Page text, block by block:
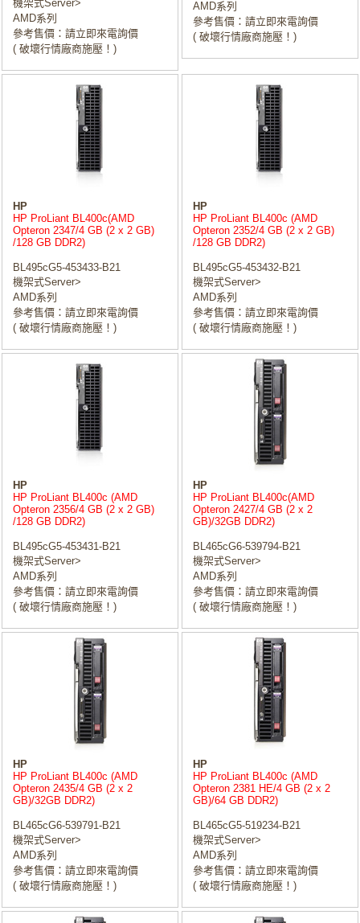
機架式Server>
AMD系列
參考售價：請立即來電詢價
( 破壞行情廠商施壓！)
AMD系列
參考售價：請立即來電詢價
( 破壞行情廠商施壓！)
HP
HP ProLiant BL400c(AMD
Opteron 2347/4 GB (2 x 2 GB)
/128 GB DDR2)
BL495cG5-453433-B21
機架式Server>
AMD系列
參考售價：請立即來電詢價
( 破壞行情廠商施壓！)
HP
HP ProLiant BL400c (AMD
Opteron 2352/4 GB (2 x 2 GB)
/128 GB DDR2)
BL495cG5-453432-B21
機架式Server>
AMD系列
參考售價：請立即來電詢價
( 破壞行情廠商施壓！)
HP
HP ProLiant BL400c (AMD
Opteron 2356/4 GB (2 x 2 GB)
/128 GB DDR2)
BL495cG5-453431-B21
機架式Server>
AMD系列
參考售價：請立即來電詢價
( 破壞行情廠商施壓！)
HP
HP ProLiant BL400c(AMD
Opteron 2427/4 GB (2 x 2
GB)/32GB DDR2)
BL465cG6-539794-B21
機架式Server>
AMD系列
參考售價：請立即來電詢價
( 破壞行情廠商施壓！)
HP
HP ProLiant BL400c (AMD
Opteron 2435/4 GB (2 x 2
GB)/32GB DDR2)
BL465cG6-539791-B21
機架式Server>
AMD系列
參考售價：請立即來電詢價
( 破壞行情廠商施壓！)
HP
HP ProLiant BL400c (AMD
Opteron 2381 HE/4 GB (2 x 2
GB)/64 GB DDR2)
BL465cG5-519234-B21
機架式Server>
AMD系列
參考售價：請立即來電詢價
( 破壞行情廠商施壓！)